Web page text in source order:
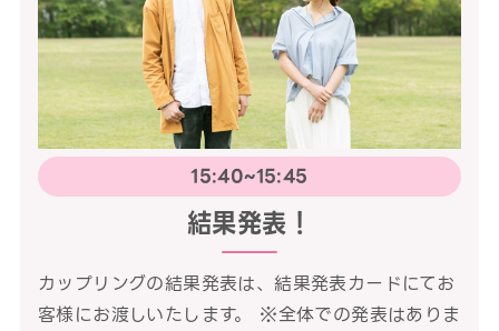
15:40~15:45
結果発表！
カップリングの結果発表は、結果発表カードにてお
客様にお渡しいたします。 ※全体での発表はありま